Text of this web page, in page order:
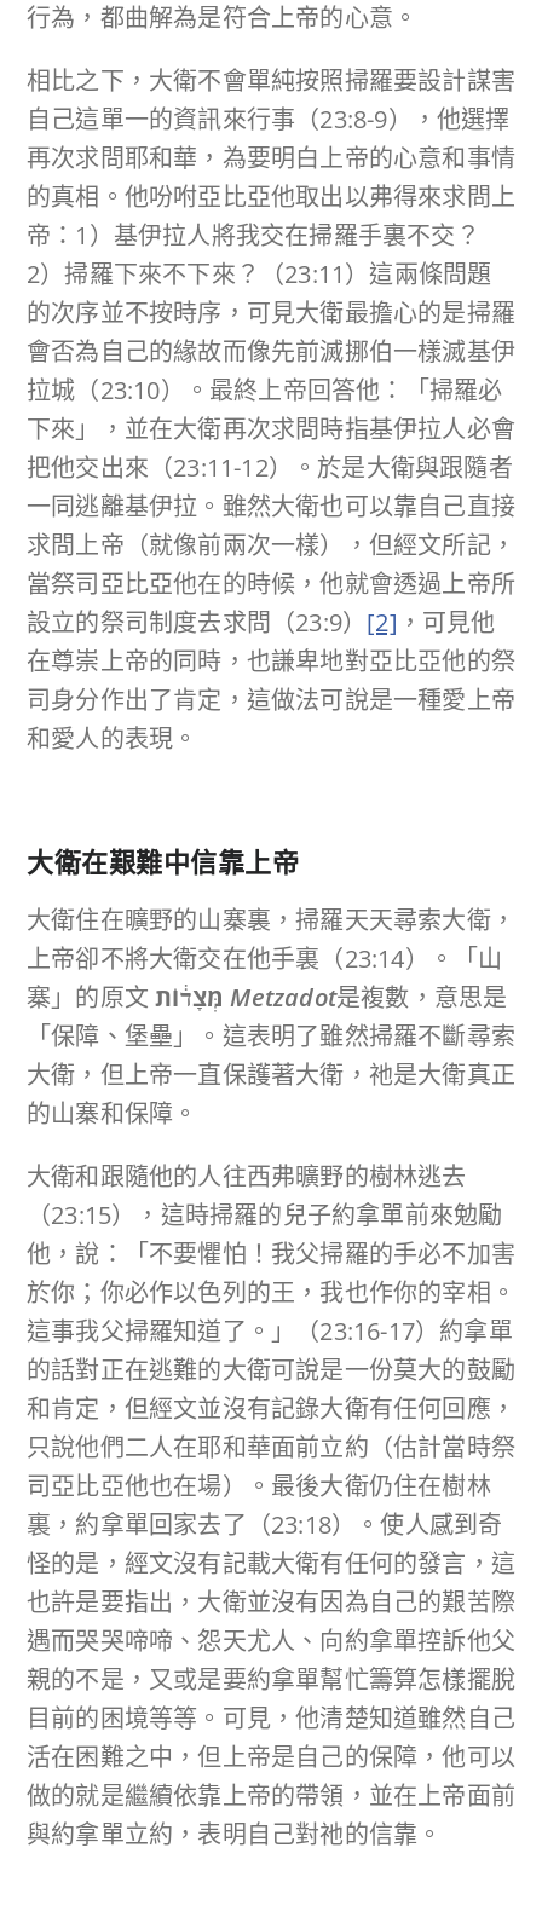
行為，都曲解為是符合上帝的心意。
相比之下，大衛不會單純按照掃羅要設計謀害
自己這單一的資訊來行事（23:8-9），他選擇
再次求問耶和華，為要明白上帝的心意和事情
的真相。他吩咐亞比亞他取出以弗得來求問上
帝：1）基伊拉人將我交在掃羅手裏不交？
2）掃羅下來不下來？（23:11）這兩條問題
的次序並不按時序，可見大衛最擔心的是掃羅
會否為自己的緣故而像先前滅挪伯一樣滅基伊
拉城（23:10）。最終上帝回答他：「掃羅必
下來」，並在大衛再次求問時指基伊拉人必會
把他交出來（23:11-12）。於是大衛與跟隨者
一同逃離基伊拉。雖然大衛也可以靠自己直接
求問上帝（就像前兩次一樣），但經文所記，
當祭司亞比亞他在的時候，他就會透過上帝所
設立的祭司制度去求問（23:9） [2] ，可見他
在尊崇上帝的同時，也謙卑地對亞比亞他的祭
司身分作出了肯定，這做法可說是一種愛上帝
和愛人的表現。
大衛在艱難中信靠上帝
大衛住在曠野的山寨裏，掃羅天天尋索大衛，
上帝卻不將大衛交在他手裏（23:14）。「山
寨」的原文מְּצָד֔וֹת Metzadot是複數，意思是
「保障、堡壘」。這表明了雖然掃羅不斷尋索
大衛，但上帝一直保護著大衛，祂是大衛真正
的山寨和保障。
大衛和跟隨他的人往西弗曠野的樹林逃去
（23:15），這時掃羅的兒子約拿單前來勉勵
他，說：「不要懼怕！我父掃羅的手必不加害
於你；你必作以色列的王，我也作你的宰相。
這事我父掃羅知道了。」（23:16-17）約拿單
的話對正在逃難的大衛可說是一份莫大的鼓勵
和肯定，但經文並沒有記錄大衛有任何回應，
只說他們二人在耶和華面前立約（估計當時祭
司亞比亞他也在場）。最後大衛仍住在樹林
裏，約拿單回家去了（23:18）。使人感到奇
怪的是，經文沒有記載大衛有任何的發言，這
也許是要指出，大衛並沒有因為自己的艱苦際
遇而哭哭啼啼、怨天尤人、向約拿單控訴他父
親的不是，又或是要約拿單幫忙籌算怎樣擺脫
目前的困境等等。可見，他清楚知道雖然自己
活在困難之中，但上帝是自己的保障，他可以
做的就是繼續依靠上帝的帶領，並在上帝面前
與約拿單立約，表明自己對祂的信靠。